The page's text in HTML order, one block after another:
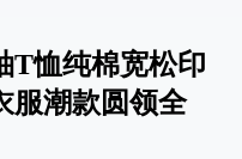
T恤纯棉宽松印
服潮款圆领全